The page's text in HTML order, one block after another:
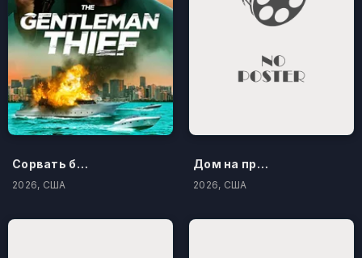
Сорвать банк 3: Вор-джентльмен
2026, США
Дом на проклятом холме
2026, США